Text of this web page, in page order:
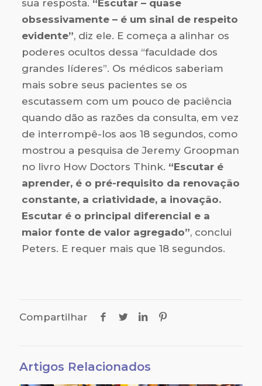
sua resposta. “Escutar – quase
obsessivamente – é um sinal de respeito
evidente”, diz ele. E começa a alinhar os
poderes ocultos dessa “faculdade dos
grandes líderes”. Os médicos saberiam
mais sobre seus pacientes se os
escutassem com um pouco de paciência
quando dão as razões da consulta, em vez
de interrompê-los aos 18 segundos, como
mostrou a pesquisa de Jeremy Groopman
no livro How Doctors Think. “Escutar é
aprender, é o pré-requisito da renovação
constante, a criatividade, a inovação.
Escutar é o principal diferencial e a
maior fonte de valor agregado”, conclui
Peters. E requer mais que 18 segundos.
Compartilhar
Artigos Relacionados